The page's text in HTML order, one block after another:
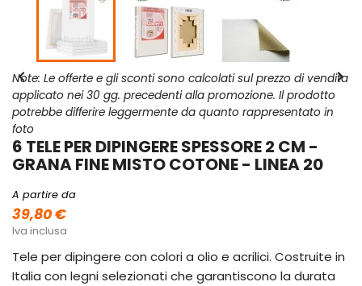
 
Note: Le offerte e gli sconti sono calcolati sul prezzo di vendita
applicato nei 30 gg. precedenti alla promozione. Il prodotto
potrebbe differire leggermente da quanto rappresentato in
foto
6 TELE PER DIPINGERE SPESSORE 2 CM -
GRANA FINE MISTO COTONE - LINEA 20
A partire da
39,80 €
Iva inclusa
Tele per dipingere con colori a olio e acrilici. Costruite in
Italia con legni selezionati che garantiscono la durata